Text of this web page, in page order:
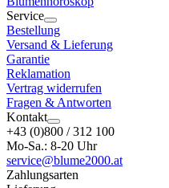
Service
Bestellung
Versand & Lieferung
Garantie
Reklamation
Vertrag widerrufen
Fragen & Antworten
Kontakt
+43 (0)800 / 312 100
Mo-Sa.: 8-20 Uhr
service@blume2000.at
Zahlungsarten